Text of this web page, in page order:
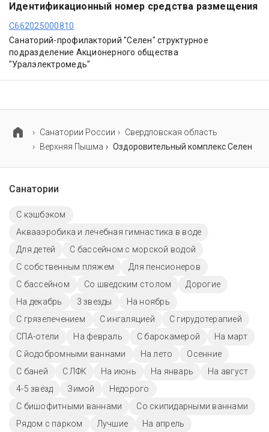
Идентификационный номер средства размещения
С662025000810
Санаторий-профилакторий "Селен" структурное
подразделение Акционерного общества
"Уралэлектромедь"
Cанатории России
Свердловская область
Верхняя Пышма
Оздоровительный комплекс Селен
Санатории
С кэшбэком
Аквааэробика и лечебная гимнастика в воде
Для детей
С бассейном с морской водой
С собственным пляжем
Для пенсионеров
C бассейном
Со шведским столом
Дорогие
На декабрь
3 звезды
На ноябрь
С грязелечением
С ингаляцией
С гирудотерапией
СПА-отели
На февраль С барокамерой
На март
С йодобромными ваннами
На лето
Осенние
С баней
С ЛФК На июнь На январь
На август
4-5 звёзд
Зимой
Недорого
С бишофитными ваннами
Со скипидарными ваннами
Рядом с парком
Лучшие
На апрель